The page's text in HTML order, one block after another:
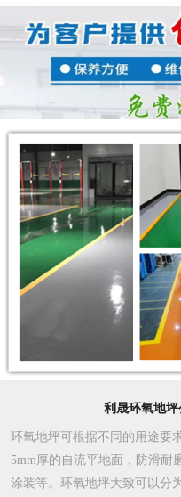
利晟环氧地
环氧地坪可根据不同的用途要
5mm厚的自流平地面，防滑耐
涂装等。环氧地坪大致可以分